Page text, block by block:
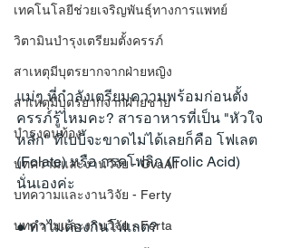
เทคโนโลยีช่วยเจริญพันธุ์ทางการแพทย์
วิตามินบำรุงเตรียมตั้งครรภ์
สาเหตุมีบุตรยากจากฝ่ายหญิง
สาเหตุมีบุตรยากจากฝ่ายชาย
บำรุงคนท้อง
บทความและงานวิจัย - OvaAll
บทความและงานวิจัย - Ferty
บทความและงานวิจัย - Ferta
แม่ๆ ที่กำลังเตรียมความพร้อมก่อนตั้ง
ครรภ์รู้ไหมคะ? สารอาหารที่เป็น "หัวใจ
หลัก" ที่เบบี้จะขาดไม่ได้เลยก็คือ โฟเลต
(Folate) หรือ กรดโฟลิก (Folic Acid)
นั่นเองค่ะ
● ทำไมต้องกินโฟเลต?